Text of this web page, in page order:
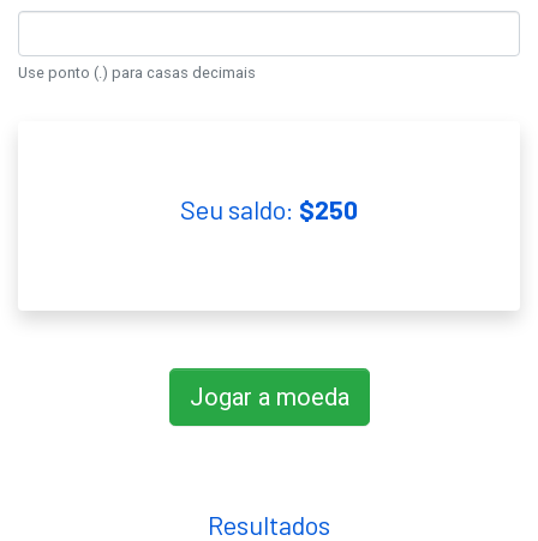
Use ponto (.) para casas decimais
Seu saldo: $250
Jogar a moeda
Resultados